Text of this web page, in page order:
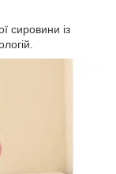
сировини із